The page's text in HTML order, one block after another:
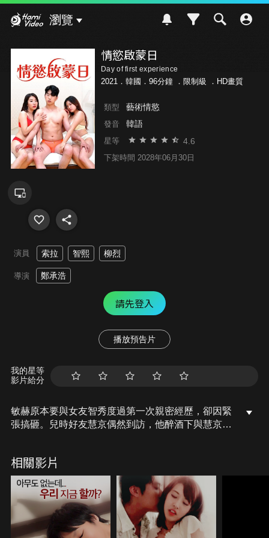
瀏覽
情慾啟蒙日
Day of first experience
2021．韓國．96分鐘 ． 限制級 ．HD畫質
類型 藝術情慾
發音 韓語
星等 4.6
下架時間 2028年06月30日
演員 索拉 智熙 柳烈
導演 鄭承浩
請先登入
播放預告片
我的星等
影片給分
敏赫原本要與女友智秀度過第一次親密經歷，卻因緊
張搞砸。兒時好友慧京偶然到訪，他醉酒下與慧京發
自我。
相關影片